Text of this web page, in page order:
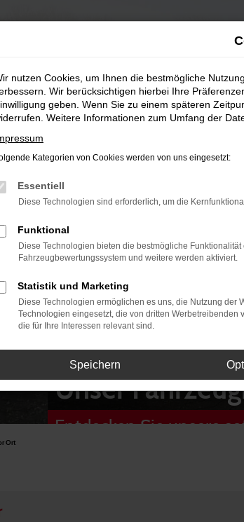
Unser
Entdecken Sie unsere
Ort
nutzen Cookies, um Ihnen die bestmögliche
Wir berücksichtigen hierbei Ihre
geben. Wenn Sie zu einem späteren
Weitere Informationen zum Umfang der
Kategorien von Cookies werden von uns eingesetzt:
Essentiell
Diese Technologien sind erforderlich, um die
Funktional
Diese Technologien bieten die bestmögliche
Fahrzeugbewertungssystem und weitere werden aktiviert.
Statistik und Marketing
Diese Technologien ermöglichen es uns, die Nutzung der
Technologien eingesetzt, die von dritten
die für Ihre Interessen relevant sind.
Speichern